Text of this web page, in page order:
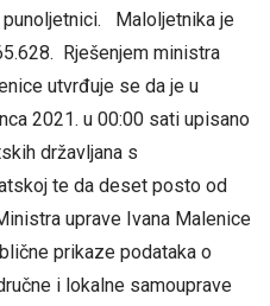
Maloljetnika je
Rješenjem ministra
utvrđuje se da je u
2021. u 00:00 sati upisano
državljana s
te da deset posto od
uprave Ivana Malenice
prikaze podataka o
i lokalne samouprave